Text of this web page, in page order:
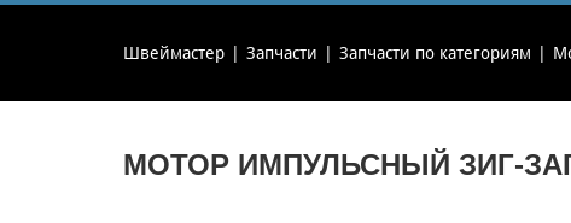
Швеймастер Запчасти Запчасти по категориям
МОТОР ИМПУЛЬСНЫЙ ЗИГ-ЗАГА